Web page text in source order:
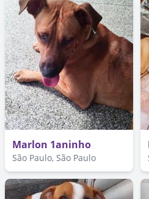
Marlon 1aninho
São Paulo, São Paulo